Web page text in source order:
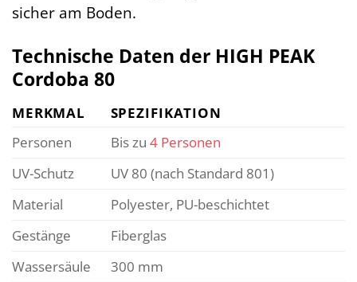
sicher am Boden.
Technische Daten der HIGH PEAK
Cordoba 80
MERKMAL
SPEZIFIKATION
Personen
Bis zu 4 Personen
UV-Schutz
UV 80 (nach Standard 801)
Material
Polyester, PU-beschichtet
Gestänge
Fiberglas
Wassersäule
300 mm